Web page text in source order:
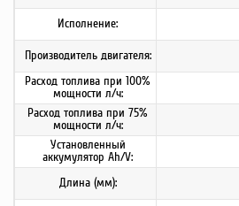
Исполнение:
Производитель двигателя:
Расход топлива при 100%
мощности л/ч:
Расход топлива при 75%
мощности л/ч:
Установленный
аккумулятор Ah/V:
Длина (мм):